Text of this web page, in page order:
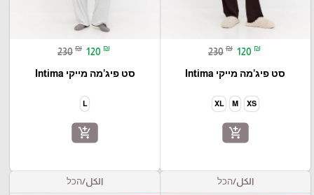
230 ₪ 120 ₪
סט פיג’מה מייקי Intima
XS
M
XL
add_shopping_cart
230 ₪ 120 ₪
סט פיג’מה מייקי Intima
L
add_shopping_cart
الكل/הכל الكل/הכל